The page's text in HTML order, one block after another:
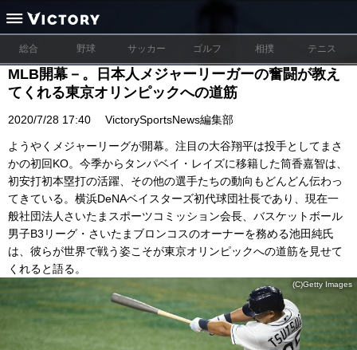
総合 野球 サッカー ゴルフ 相撲 テニス
MLB開幕－。日本人メジャーリーガーの奮闘が教え
てくれる東京オリンピックへの道筋
2020/7/28 17:40 VictorySportsNews編集部
ようやくメジャーリーグが開幕。注目の大谷翔平は投手としてまさ
かの初回KO。今季からタンパベイ・レイズに移籍した筒香嘉智は、
初安打初本塁打の活躍、その他の選手たちの動向もどんどん伝わっ
てきている。横浜DeNAベイスターズ初代球団社長であり、現在一
般社団法人さいたまスポーツコミッション会長、バスケットボール
男子B3リーグ・さいたまブロンコスのオーナーを務める池田純氏
は、彼らが世界で戦う姿こそが東京オリンピックへの道筋を見せて
くれると語る。
(C)Getty Images